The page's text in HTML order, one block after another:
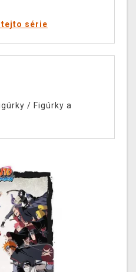
tejto série
/ Figúrky a